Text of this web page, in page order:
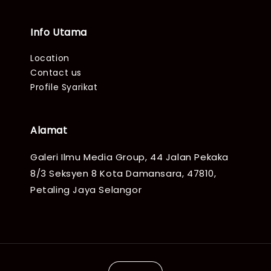
Info Utama
Location
Contact us
Profile Syarikat
Alamat
Galeri Ilmu Media Group, 44 Jalan Pekaka
8/3 Seksyen 8 Kota Damansara, 47810,
Petaling Jaya Selangor